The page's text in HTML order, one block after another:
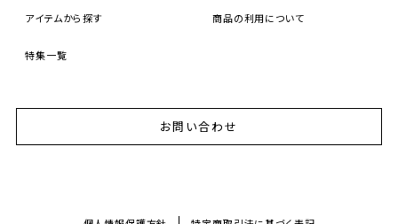
アイテムから探す
特集一覧
商品の利用について
お問い合わせ